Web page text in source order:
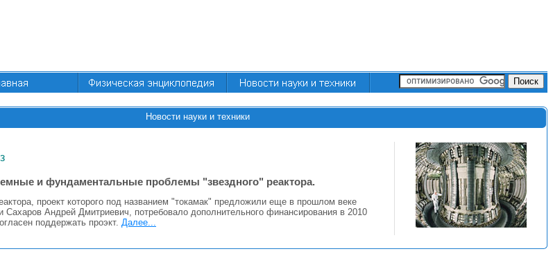
Новости науки и техники
и фундаментальные проблемы "звездного" реактора.
проект которого под названием "токамак" предложили еще в прошлом веке
Сахаров Андрей Дмитриевич, потребовало дополнительного финансирования в 2010
поддержать проэкт. Далее...